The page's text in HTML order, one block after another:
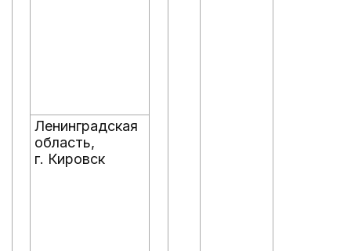
Ленинградская
область,
г. Кировск